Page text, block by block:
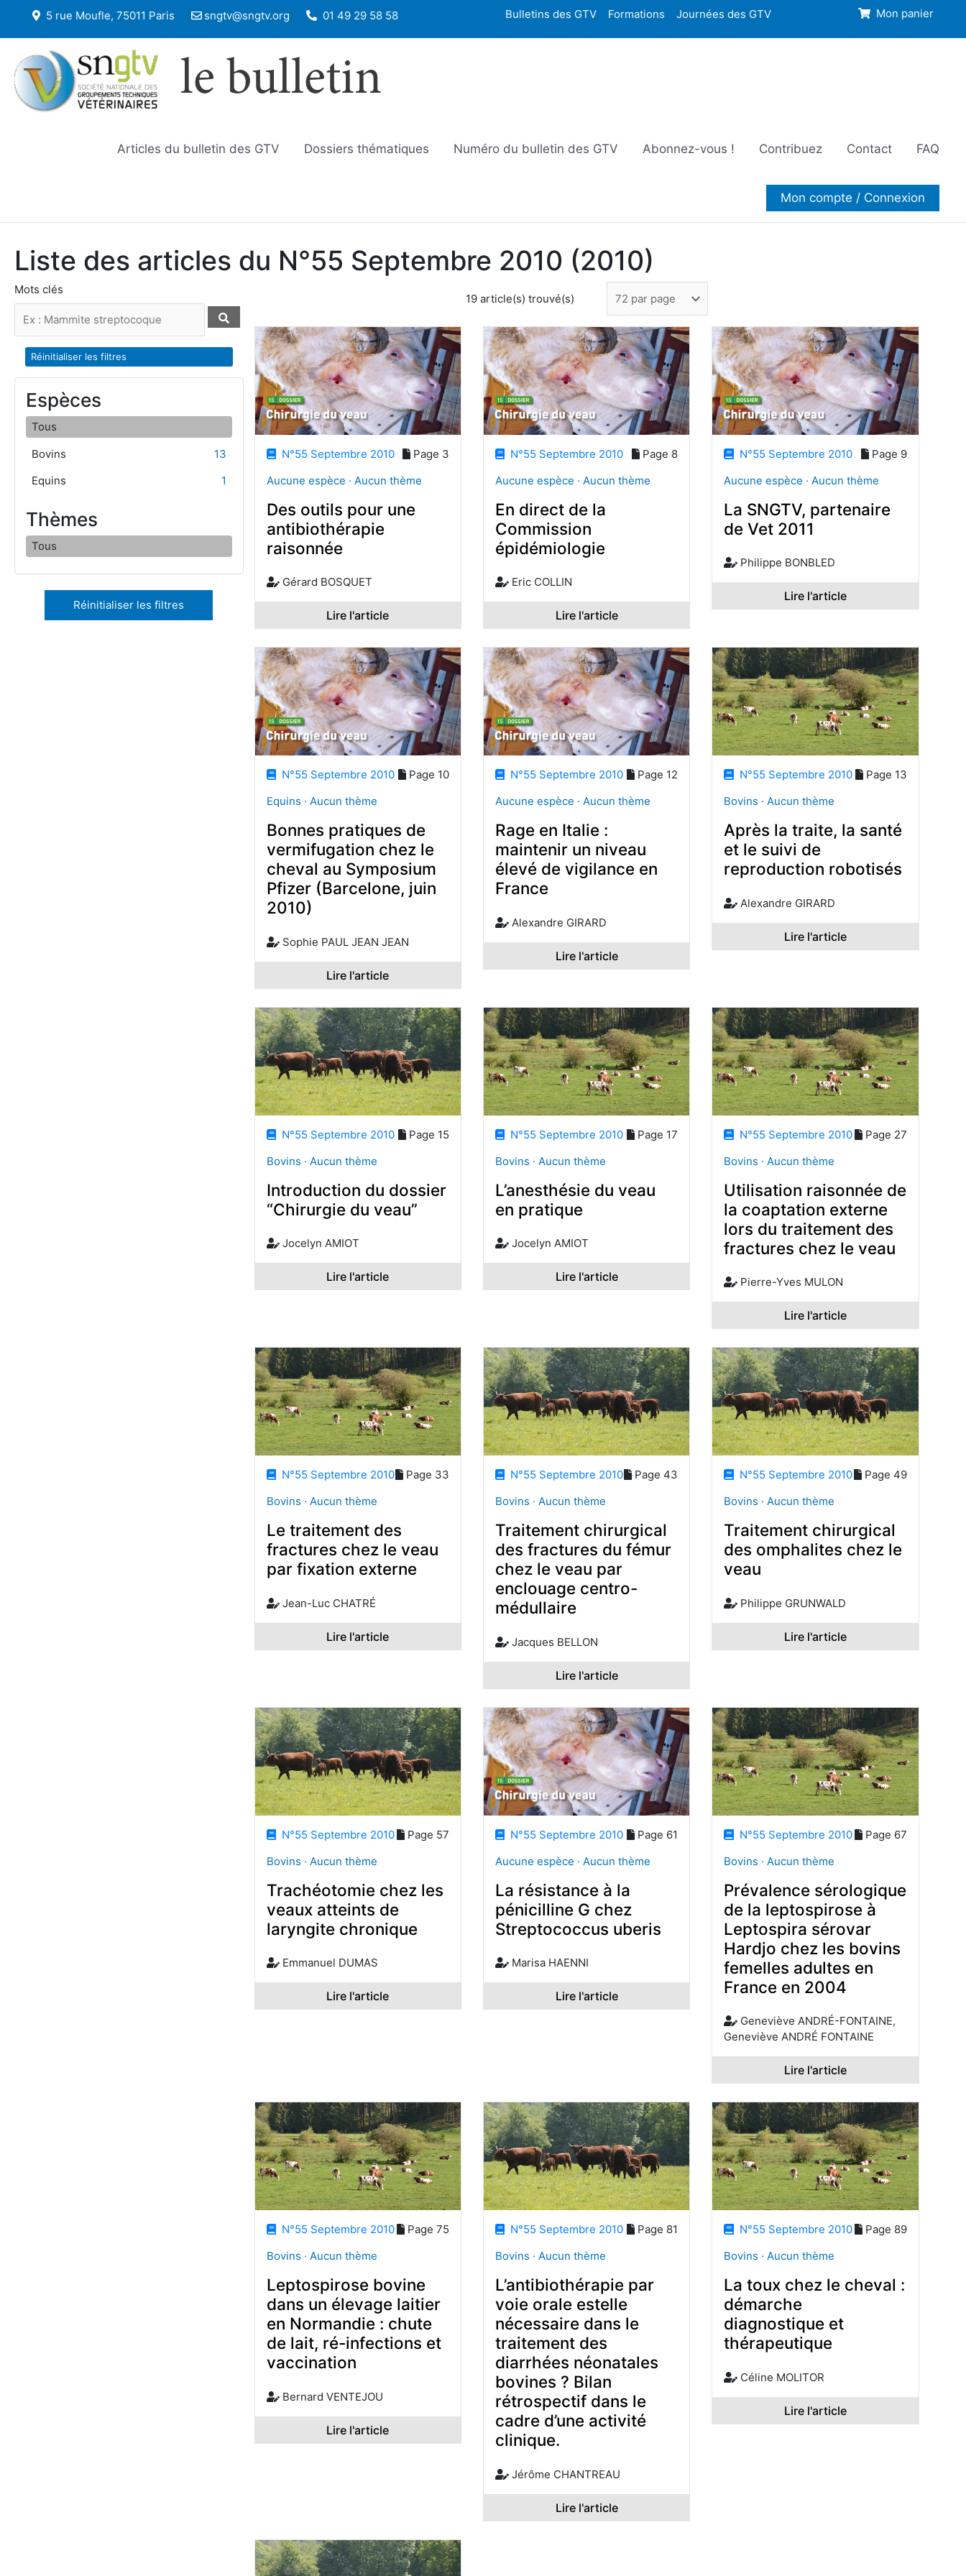
5 rue Moufle, 75011 Paris sngtv@sngtv.org 01 49 29 58 58 Bulletins des GTV Formations Journées des GTV Mon panier
le bulletin
Articles du bulletin des GTV Dossiers thématiques Numéro du bulletin des GTV Abonnez-vous ! Contribuez Contact FAQ
Mon compte / Connexion
Liste des articles du N°55 Septembre 2010 (2010)
Mots clés
Réinitialiser les filtres
Espèces
Tous
Bovins
13
Equins
1
Thèmes
Tous
Réinitialiser les filtres
19 article(s) trouvé(s)
N°55 Septembre 2010
Page 3
Aucune espèce · Aucun thème
Des outils pour une
antibiothérapie
raisonnée
Gérard BOSQUET
Lire l'article
N°55 Septembre 2010
Page 8
Aucune espèce · Aucun thème
En direct de la
Commission
épidémiologie
Eric COLLIN
Lire l'article
N°55 Septembre 2010
Page 9
Aucune espèce · Aucun thème
La SNGTV, partenaire
de Vet 2011
Philippe BONBLED
Lire l'article
N°55 Septembre 2010
Page 10
Equins · Aucun thème
Bonnes pratiques de
vermifugation chez le
cheval au Symposium
Pfizer (Barcelone, juin
2010)
Sophie PAUL JEAN JEAN
Lire l'article
N°55 Septembre 2010
Page 12
Aucune espèce · Aucun thème
Rage en Italie :
maintenir un niveau
élevé de vigilance en
France
Alexandre GIRARD
Lire l'article
N°55 Septembre 2010
Page 13
Bovins · Aucun thème
Après la traite, la santé
et le suivi de
reproduction robotisés
Alexandre GIRARD
Lire l'article
N°55 Septembre 2010
Page 15
Bovins · Aucun thème
Introduction du dossier
“Chirurgie du veau”
Jocelyn AMIOT
Lire l'article
N°55 Septembre 2010
Page 17
Bovins · Aucun thème
L’anesthésie du veau
en pratique
Jocelyn AMIOT
Lire l'article
N°55 Septembre 2010
Page 27
Bovins · Aucun thème
Utilisation raisonnée de
la coaptation externe
lors du traitement des
fractures chez le veau
Pierre-Yves MULON
Lire l'article
N°55 Septembre 2010
Page 33
Bovins · Aucun thème
Le traitement des
fractures chez le veau
par fixation externe
Jean-Luc CHATRÉ
Lire l'article
N°55 Septembre 2010
Page 43
Bovins · Aucun thème
Traitement chirurgical
des fractures du fémur
chez le veau par
enclouage centro-
médullaire
Jacques BELLON
Lire l'article
N°55 Septembre 2010
Page 49
Bovins · Aucun thème
Traitement chirurgical
des omphalites chez le
veau
Philippe GRUNWALD
Lire l'article
N°55 Septembre 2010
Page 57
Bovins · Aucun thème
Trachéotomie chez les
veaux atteints de
laryngite chronique
Emmanuel DUMAS
Lire l'article
N°55 Septembre 2010
Page 61
Aucune espèce · Aucun thème
La résistance à la
pénicilline G chez
Streptococcus uberis
Marisa HAENNI
Lire l'article
N°55 Septembre 2010
Page 67
Bovins · Aucun thème
Prévalence sérologique
de la leptospirose à
Leptospira sérovar
Hardjo chez les bovins
femelles adultes en
France en 2004
Geneviève ANDRÉ-FONTAINE,
Geneviève ANDRÉ FONTAINE
Lire l'article
N°55 Septembre 2010
Page 75
Bovins · Aucun thème
Leptospirose bovine
dans un élevage laitier
en Normandie : chute
de lait, ré-infections et
vaccination
Bernard VENTEJOU
Lire l'article
N°55 Septembre 2010
Page 81
Bovins · Aucun thème
L’antibiothérapie par
voie orale estelle
nécessaire dans le
traitement des
diarrhées néonatales
bovines ? Bilan
rétrospectif dans le
cadre d’une activité
clinique.
Jérôme CHANTREAU
Lire l'article
N°55 Septembre 2010
Page 89
Bovins · Aucun thème
La toux chez le cheval :
démarche
diagnostique et
thérapeutique
Céline MOLITOR
Lire l'article